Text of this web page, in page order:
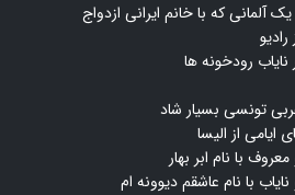
آلمانی که با خانم ایرانی ازدواج